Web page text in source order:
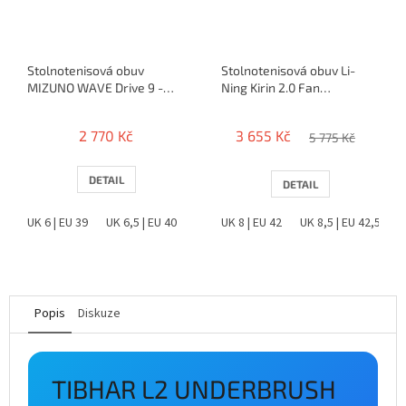
Stolnotenisová obuv
MIZUNO WAVE Drive 9 -
2 770 Kč
DETAIL
UK 6 | EU 39 UK 6,5 | EU 40 UK 7 | EU 40,5 UK 10 | EU 44,5
Stolnotenisová obuv Li-
Ning Kirin 2.0 Fan
3 655 Kč 5 775 Kč
DETAIL
UK 8 | EU 42 UK 8,5 | EU 42,5
Popis Diskuze
TIBHAR L2 UNDERBRUSH